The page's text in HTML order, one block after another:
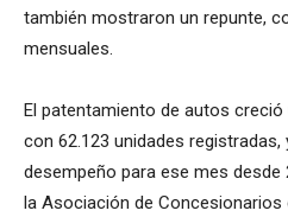
también mostraron un repunte,
mensuales.
El patentamiento de autos creció
con 62.123 unidades
desempeño para ese mes desde
la Asociación de